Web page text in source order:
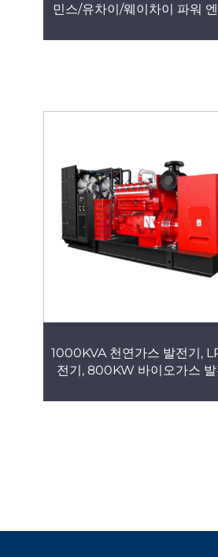
민스/유차이/웨이차이 파워 엔
체, 바이오가스·LPG 발전기
1000KVA 천연가스 발전기,
전기, 800KW 바이오가스 발
진 탑재), 전기 발전기 제조사